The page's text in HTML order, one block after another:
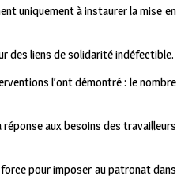
uniquement à instaurer la mise en
des liens de solidarité indéfectible.
l’ont démontré : le nombre
aux besoins des travailleurs
pour imposer au patronat dans